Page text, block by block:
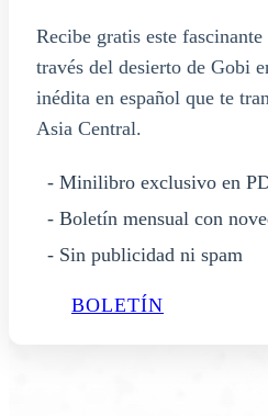
Recibe gratis este
través del desierto de Gobi
inédita en español que te
Asia Central.
- Minilibro exclusivo en
- Boletín mensual con
- Sin publicidad ni spam
BOLETÍN